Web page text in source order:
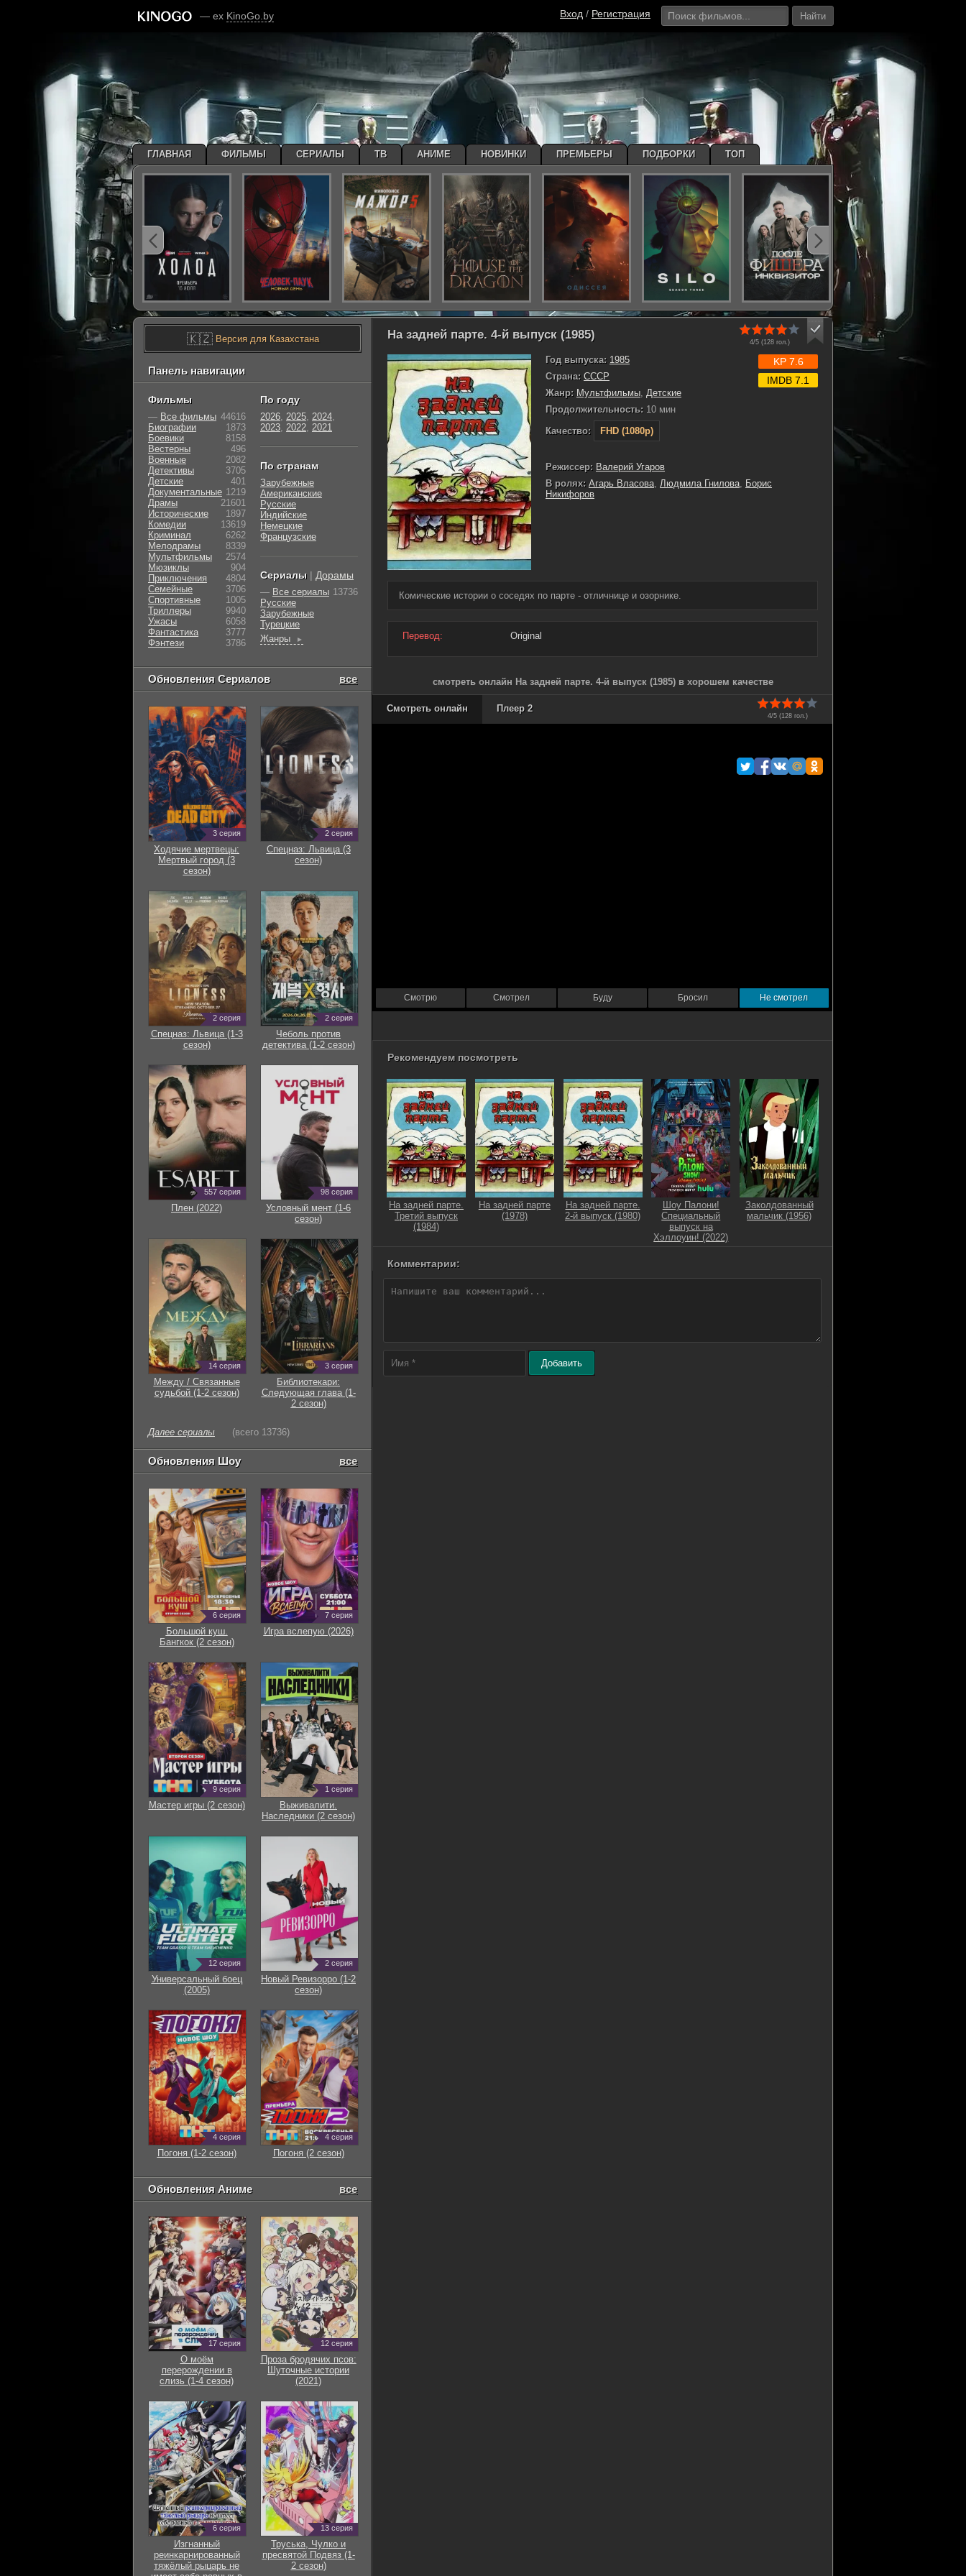
— ex KinoGo.by Вход / Регистрация Найти
На задней парте. 4-й выпуск (1985)
4/5 (128гол.)
Год выпуска: 1985
Страна: СССР
Жанр: Мультфильмы, Детские
Продолжительность: 10 мин
Качество:
FHD (1080p)
KP 7.6
IMDB 7.1
Режиссер: Валерий Угаров
В ролях: Агарь Власова, Людмила Гнилова, Борис
Никифоров
Комические истории о соседях по парте - отличнице и озорнике.
Перевод: Original
смотреть онлайн На задней парте. 4-й выпуск (1985) в хорошем качестве
4/5 (128гол.)
Смотреть онлайн Плеер 2
Смотрю Смотрел Буду Бросил Не смотрел
Рекомендуем посмотреть
На задней парте.
Третий выпуск
(1984)
На задней парте
(1978)
На задней парте.
2-й выпуск (1980)
Шоу Палони!
Специальный
выпуск на
Хэллоуин! (2022)
Заколдованный
мальчик (1956)
Комментарии:
Добавить
🇰🇿Версия для Казахстана
Панель навигации
Фильмы
— Все фильмы 44616
Биографии
1873
Боевики
8158
Вестерны
496
Военные
2082
Детективы
3705
Детские
401
Документальные 1219
Драмы
21601
Исторические
1897
Комедии
13619
Криминал
6262
Мелодрамы
8339
Мультфильмы
2574
Мюзиклы
904
Приключения
4804
Семейные
3706
Cпортивные
1005
Триллеры
9940
Ужасы
6058
Фантастика
3777
Фэнтези
3786
По году
2026, 2025, 2024,
2023, 2022, 2021
По странам
Зарубежные
Американские
Русские
Индийские
Немецкие
Французские
Сериалы | Дорамы
— Все сериалы 13736
Русские
Зарубежные
Турецкие
Жанры
►
Обновления Сериалов все
3 серия
Ходячие мертвецы:
Мертвый город (3
сезон)
2 серия
Спецназ: Львица (3
сезон)
2 серия
Спецназ: Львица (1-3
сезон)
2 серия
Чеболь против
детектива (1-2 сезон)
557 серия
Плен (2022)
98 серия
Условный мент (1-6
сезон)
14 серия
Между / Связанные
судьбой (1-2 сезон)
3 серия
Библиотекари:
Следующая глава (1-
2 сезон)
Далее сериалы (всего 13736)
Обновления Шоу все
6 серия
Большой куш.
Бангкок (2 сезон)
7 серия
Игра вслепую (2026)
9 серия
Мастер игры (2 сезон)
1 серия
Выживалити.
Наследники (2 сезон)
12 серия
Универсальный боец
(2005)
2 серия
Новый Ревизорро (1-2
сезон)
4 серия
Погоня (1-2 сезон)
4 серия
Погоня (2 сезон)
Обновления Аниме все
17 серия
О моём
перерождении в
слизь (1-4 сезон)
12 серия
Проза бродячих псов:
Шуточные истории
(2021)
6 серия
Изгнанный
реинкарнированный
тяжёлый рыцарь не
13 серия
Труська, Чулко и
пресвятой Подвяз (1-
2 сезон)
ГЛАВНАЯ ФИЛЬМЫ СЕРИАЛЫ ТВ АНИМЕ НОВИНКИ ПРЕМЬЕРЫ ПОДБОРКИ ТОП